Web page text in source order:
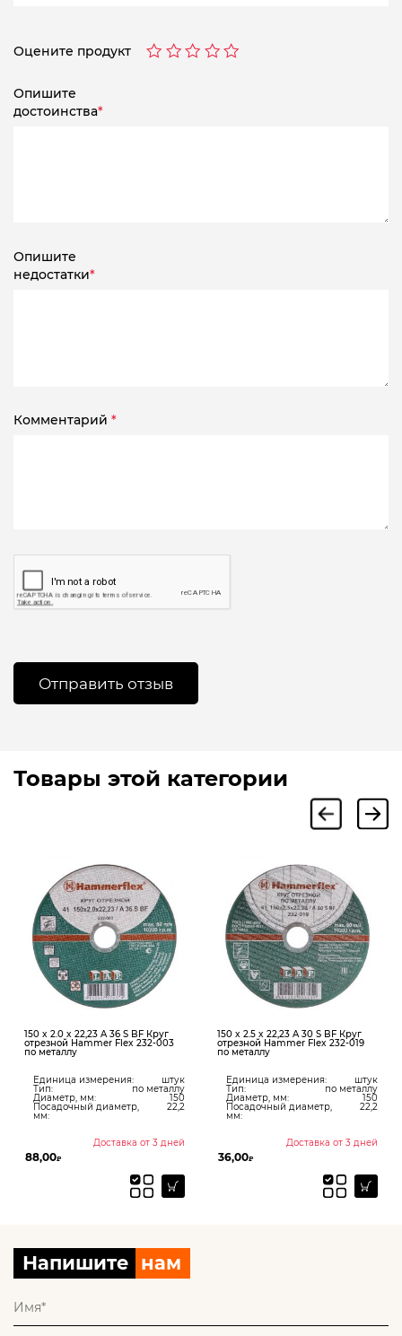
Оцените продукт
Опишите
достоинства*
Опишите
недостатки*
Комментарий *
Товары этой категории
150 x 2.0 x 22,23 A 36 S BF Круг
отрезной Hammer Flex 232-003
по металлу
Единица измерения: штук
Тип: по металлу
Диаметр, мм: 150
Посадочный диаметр,
мм:
22,2
Доставка от 3 дней
88,00₽
150 x 2.5 x 22,23 A 30 S BF Круг
отрезной Hammer Flex 232-019
по металлу
Единица измерения: штук
Тип: по металлу
Диаметр, мм: 150
Посадочный диаметр,
мм:
22,2
Доставка от 3 дней
36,00₽
Напишите нам